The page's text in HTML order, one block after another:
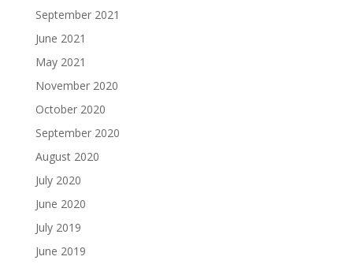
September 2021
June 2021
May 2021
November 2020
October 2020
September 2020
August 2020
July 2020
June 2020
July 2019
June 2019